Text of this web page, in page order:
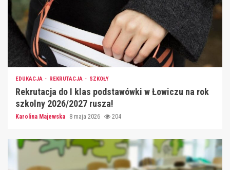
EDUKACJA REKRUTACJA SZKOŁY
Rekrutacja do I klas podstawówki w Łowiczu na rok
szkolny 2026/2027 rusza!
Karolina Majewska 8 maja 2026 204